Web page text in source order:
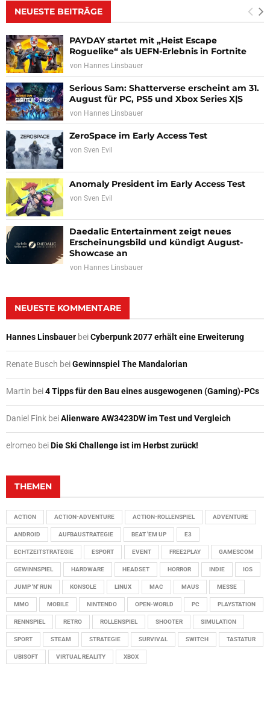
NEUESTE BEITRÄGE
PAYDAY startet mit „Heist Escape
Roguelike“ als UEFN-Erlebnis in Fortnite
von Hannes Linsbauer
Serious Sam: Shatterverse erscheint am 31.
August für PC, PS5 und Xbox Series X|S
von Hannes Linsbauer
ZeroSpace im Early Access Test
von Sven Evil
Anomaly President im Early Access Test
von Sven Evil
Daedalic Entertainment zeigt neues
Erscheinungsbild und kündigt August-
Showcase an
von Hannes Linsbauer
NEUESTE KOMMENTARE
Hannes Linsbauer beiCyberpunk 2077 erhält eine Erweiterung
Renate Busch beiGewinnspiel The Mandalorian
Martin bei4 Tipps für den Bau eines ausgewogenen (Gaming)-PCs
Daniel Fink beiAlienware AW3423DW im Test und Vergleich
elromeo beiDie Ski Challenge ist im Herbst zurück!
THEMEN
ACTION ACTION-ADVENTURE ACTION-ROLLENSPIEL ADVENTURE
ANDROID AUFBAUSTRATEGIE BEAT 'EM UP E3
ECHTZEITSTRATEGIE ESPORT EVENT FREE2PLAY GAMESCOM
GEWINNSPIEL HARDWARE HEADSET HORROR INDIE IOS
JUMP 'N' RUN KONSOLE LINUX MAC MAUS MESSE
MMO MOBILE NINTENDO OPEN-WORLD PC PLAYSTATION
RENNSPIEL RETRO ROLLENSPIEL SHOOTER SIMULATION
SPORT STEAM STRATEGIE SURVIVAL SWITCH TASTATUR
UBISOFT VIRTUAL REALITY XBOX